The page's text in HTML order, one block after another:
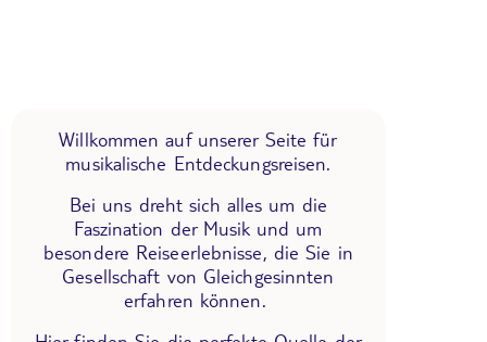
Willkommen auf unserer Seite für
musikalische Entdeckungsreisen.
Bei uns dreht sich alles um die
Faszination der Musik und um
besondere Reiseerlebnisse, die Sie in
Gesellschaft von Gleichgesinnten
erfahren können.